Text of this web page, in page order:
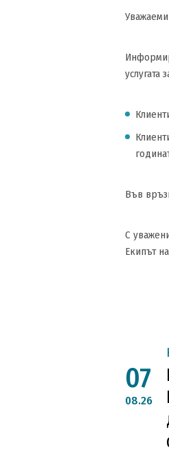
услугата
Във
С
Екипът
07
08.26